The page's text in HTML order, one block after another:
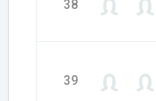
38
39